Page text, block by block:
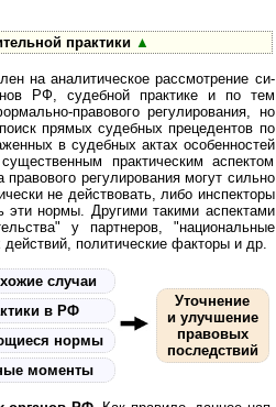
практики ▲
на ана­ли­ти­чес­кое рассмотрение си­
РФ, судебной практике и по тем
правового регулирования, но
прямых судебных прецедентов по
в судебных актах особенностей
практическим аспектом
регулирования могут сильно
не действовать, либо инспекторы
эти нормы. Другими такими аспектами
у партнеров, "национальные
политические факторы и др.
случаи
в РФ
нормы
моменты
Уточнение
и улучшение
правовых
последствий